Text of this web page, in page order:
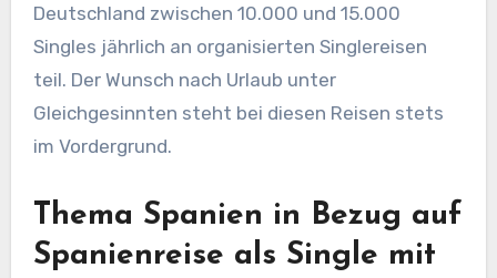
Deutschland zwischen 10.000 und 15.000
Singles jährlich an organisierten Singlereisen
teil. Der Wunsch nach Urlaub unter
Gleichgesinnten steht bei diesen Reisen stets
im Vordergrund.
Thema Spanien in Bezug auf
Spanienreise als Single mit